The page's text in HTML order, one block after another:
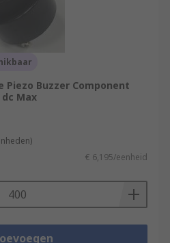
Piezo Buzzer Component
dc Max
€ 6,195/eenheid